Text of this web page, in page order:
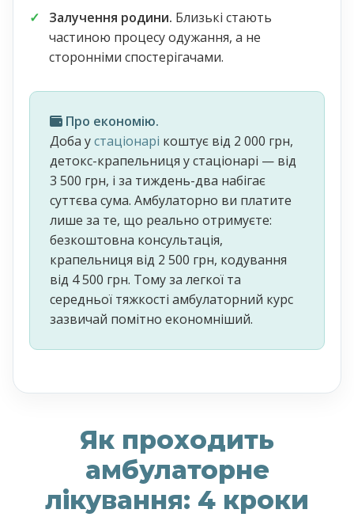
Залучення родини. Близькі стають
частиною процесу одужання, а не
сторонніми спостерігачами.
Про економію.
Доба устаціонарі коштує від 2 000 грн,
детокс-крапельниця у стаціонарі — від
3 500 грн, і за тиждень-два набігає
суттєва сума. Амбулаторно ви платите
лише за те, що реально отримуєте:
безкоштовна консультація,
крапельниця від 2 500 грн, кодування
від 4 500 грн. Тому за легкої та
середньої тяжкості амбулаторний курс
зазвичай помітно економніший.
Як проходить
амбулаторне
лікування: 4 кроки